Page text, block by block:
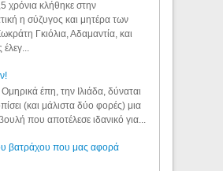
χρόνια κλήθηκε στην
η σύζυγος και μητέρα των
Γκιόλια, Αδαμαντία, και
έπη, την Ιλιάδα, δύναται
(και μάλιστα δύο φορές) μια
που αποτέλεσε ιδανικό για...
βατράχου που μας αφορά